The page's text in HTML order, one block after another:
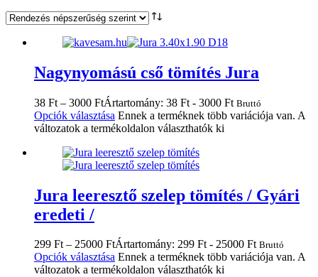
Nagynyomású cső tömítés Jura
38 Ft – 3000 FtÁrtartomány: 38 Ft - 3000 Ft Bruttó
Opciók választása Ennek a terméknek több variációja van. A
változatok a termékoldalon választhatók ki
Jura leeresztő szelep tömítés / Gyári
eredeti /
299 Ft – 25000 FtÁrtartomány: 299 Ft - 25000 Ft Bruttó
Opciók választása Ennek a terméknek több variációja van. A
változatok a termékoldalon választhatók ki